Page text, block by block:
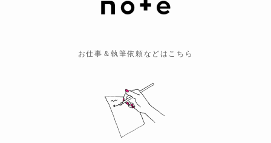
お仕事＆執筆依頼などはこちら